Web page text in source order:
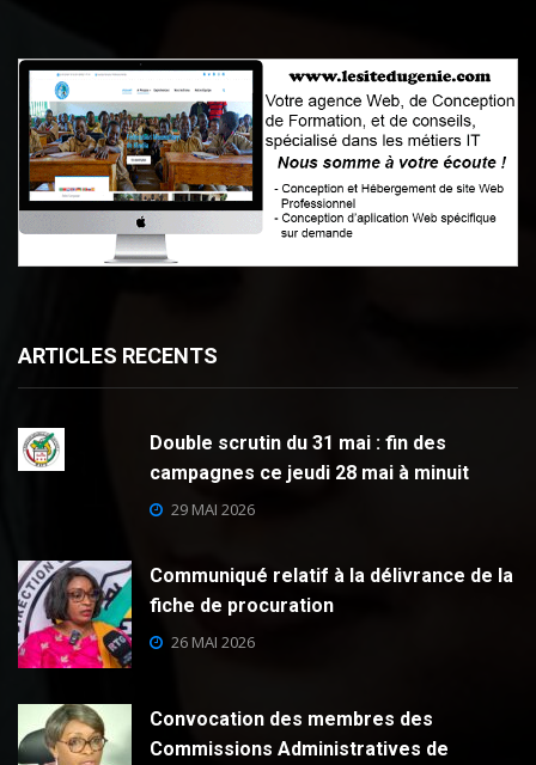
ARTICLES RECENTS
Double scrutin du 31 mai : fin des
campagnes ce jeudi 28 mai à minuit
29 MAI 2026
Communiqué relatif à la délivrance de la
fiche de procuration
26 MAI 2026
Convocation des membres des
Commissions Administratives de